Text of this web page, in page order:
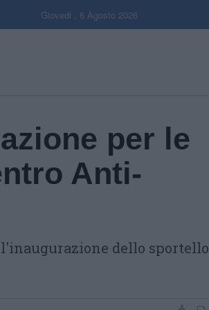
Giovedi , 6 Agosto 2026
per le
Anti-
dello sportello